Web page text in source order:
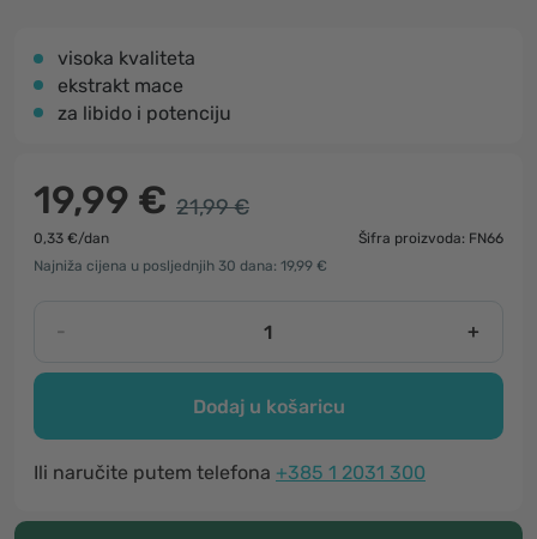
visoka kvaliteta
ekstrakt mace
za libido i potenciju
19,99 € 21,99 €
0,33 €/dan
Šifra proizvoda: FN66
Najniža cijena u posljednjih 30 dana: 19,99 €
- +
Dodaj u košaricu
Ili naručite putem telefona +385 1 2031 300